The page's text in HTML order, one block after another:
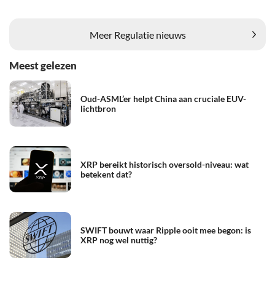
Meer Regulatie nieuws
Meest gelezen
Oud-ASML’er helpt China aan cruciale EUV-
lichtbron
XRP bereikt historisch oversold-niveau: wat
betekent dat?
SWIFT bouwt waar Ripple ooit mee begon: is
XRP nog wel nuttig?